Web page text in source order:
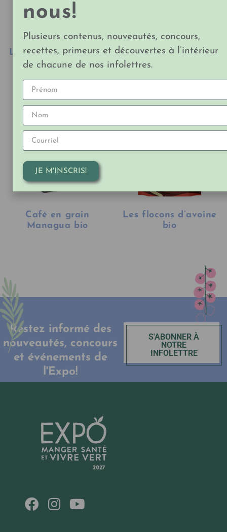
Le mélange à crêpes
sarrasin biologique
Farine de KAMUT®
Blanche – Moulin
Café en grain
Managua bio
Les flocons d’avoine
bio
Restez informé des
nouveautés, concours
et événements de
l'Expo!
S'ABONNER À
NOTRE
INFOLETTRE
nous!
Plusieurs contenus, nouveautés, concours,
recettes, primeurs et découvertes à l’intérieur
de chacune de nos infolettres.
JE M'INSCRIS!